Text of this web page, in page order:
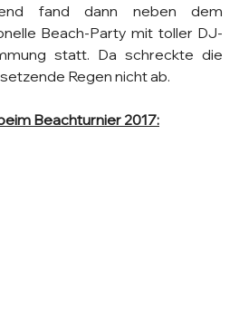
fand dann neben dem
Beach-Party mit toller DJ-
statt. Da schreckte die
Regen nicht ab.
Beachturnier 2017: